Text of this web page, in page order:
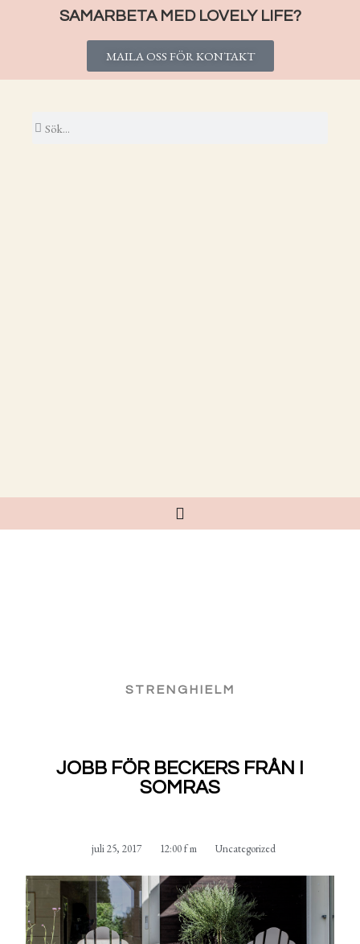
SAMARBETA MED LOVELY LIFE?
MAILA OSS FÖR KONTAKT
STRENGHIELM
JOBB FÖR BECKERS FRÅN I
SOMRAS
juli 25, 2017 12:00 f m Uncategorized